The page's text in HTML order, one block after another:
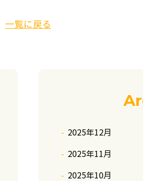
一覧に戻る
2025年12月
2025年11月
2025年10月